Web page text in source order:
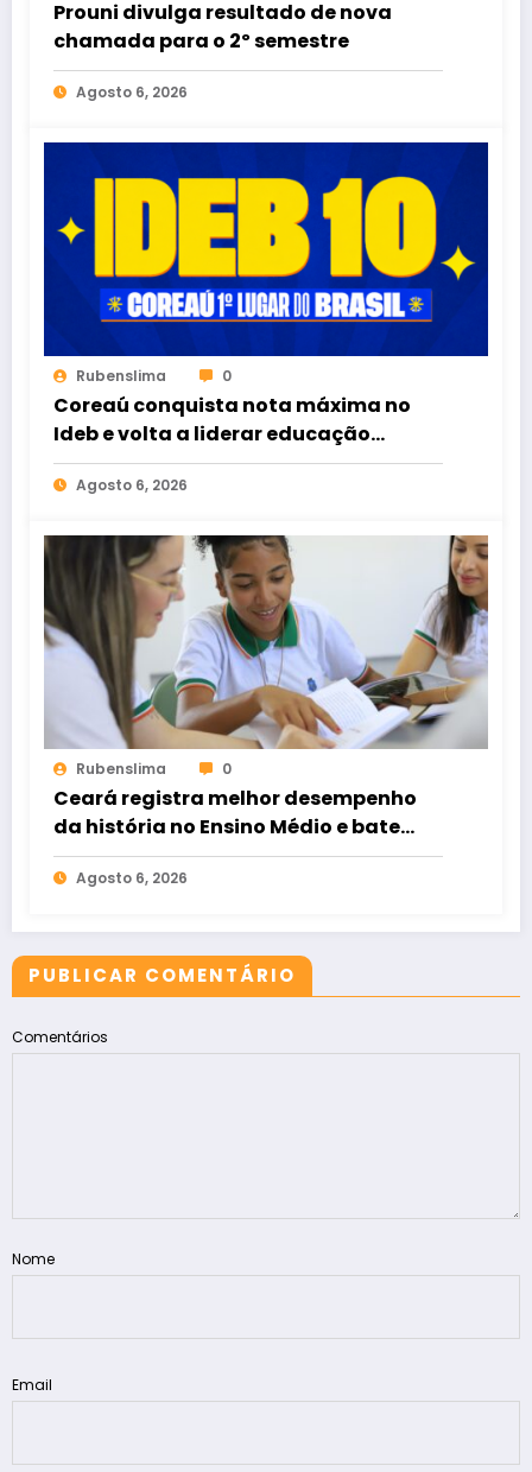
Prouni divulga resultado de nova
chamada para o 2º semestre
Agosto 6, 2026
Rubenslima 0
Coreaú conquista nota máxima no
Ideb e volta a liderar educação
pública no Brasil
Agosto 6, 2026
Rubenslima 0
Ceará registra melhor desempenho
da história no Ensino Médio e bate
recorde no Ideb
Agosto 6, 2026
PUBLICAR COMENTÁRIO
Comentários
Nome
Email